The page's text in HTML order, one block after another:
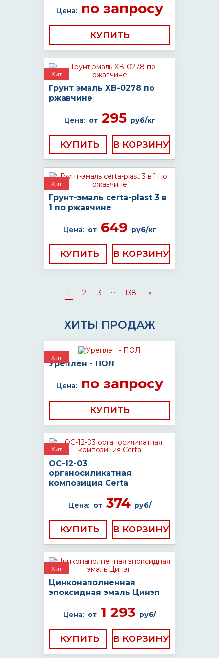
Цена:по запросу
КУПИТЬ
Хит
Грунт эмаль ХВ-0278 по
ржавчине
Цена: от295 руб/кг
КУПИТЬ
Хит
Грунт-эмаль certa-plast 3 в
1 по ржавчине
Цена: от649 руб/кг
КУПИТЬ
1 2 3 ... 138 »
ХИТЫ ПРОДАЖ
Хит
Уреплен - ПОЛ
Цена:по запросу
КУПИТЬ
Хит
ОС-12-03
органосиликатная
композиция Certa
Цена: от374 руб/
КУПИТЬ
Хит
Цинконаполненная
эпоксидная эмаль Цинэп
Цена: от 1 293 руб/
КУПИТЬ